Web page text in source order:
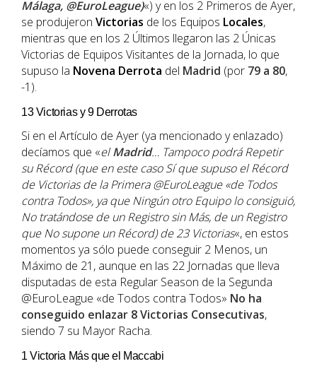
Málaga, @EuroLeague)«) y en los 2 Primeros de Ayer,
se produjeron Victorias de los Equipos Locales,
mientras que en los 2 Últimos llegaron las 2 Únicas
Victorias de Equipos Visitantes de la Jornada, lo que
supuso la Novena Derrota del Madrid (por 79 a 80,
-1).
13 Victorias y 9 Derrotas
Si en el Artículo de Ayer (ya mencionado y enlazado)
decíamos que «elMadrid… Tampoco podrá Repetir
su Récord (que en este caso Sí que supuso el Récord
de Victorias de la Primera @EuroLeague «de Todos
contra Todos», ya que Ningún otro Equipo lo consiguió,
No tratándose de un Registro sin Más, de un Registro
que No supone un Récord) de 23 Victorias«, en estos
momentos ya sólo puede conseguir 2 Menos, un
Máximo de 21, aunque en las 22 Jornadas que lleva
disputadas de esta Regular Season de la Segunda
@EuroLeague «de Todos contra Todos» No ha
conseguido enlazar 8 Victorias Consecutivas,
siendo 7 su Mayor Racha.
1 Victoria Más que el Maccabi